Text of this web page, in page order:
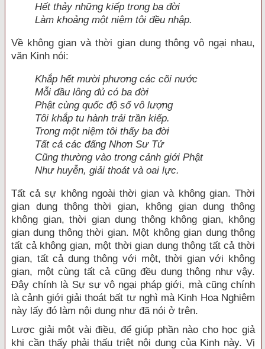
Hết thảy những kiếp trong ba đời
Làm khoảng một niệm tôi đều nhập.
Về không gian và thời gian dung thông vô ngại nhau,
văn Kinh nói:
Khắp hết mười phương các cõi nước
Mỗi đầu lông đủ có ba đời
Phật cùng quốc độ số vô lượng
Tôi khắp tu hành trải trần kiếp.
Trong một niệm tôi thấy ba đời
Tất cả các đấng Nhơn Sư Tử
Cũng thường vào trong cảnh giới Phật
Như huyễn, giải thoát và oai lực.
Tất cả sự không ngoài thời gian và không gian. Thời
gian dung thông thời gian, không gian dung thông
không gian, thời gian dung thông không gian, không
gian dung thông thời gian. Một không gian dung thông
tất cả không gian, một thời gian dung thông tất cả thời
gian, tất cả dung thông với một, thời gian với không
gian, một cùng tất cả cũng đều dung thông như vậy.
Ðây chính là Sự sự vô ngại pháp giới, mà cũng chính
là cảnh giới giải thoát bất tư nghì mà Kinh Hoa Nghiêm
này lấy đó làm nội dung như đã nói ở trên.
Lược giải một vài điều, để giúp phần nào cho học giả
khi cần thấy phải thấu triệt nội dung của Kinh này. Vị